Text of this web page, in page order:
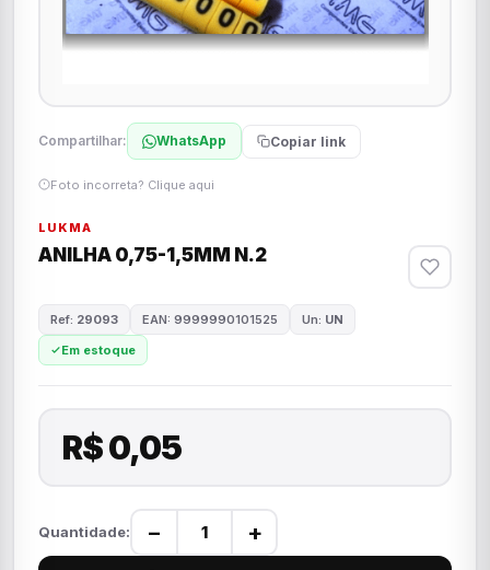
Compartilhar: WhatsApp Copiar link
Foto incorreta? Clique aqui
LUKMA
ANILHA 0,75-1,5MM N.2
Ref: 29093 EAN: 9999990101525 Un: UN
Em estoque
R$ 0,05
Quantidade: − +